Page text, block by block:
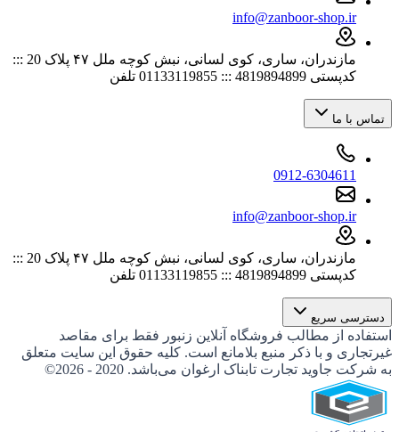
info@zanboor-shop.ir
مازندران، ساری، کوی لسانی، نبش کوچه ملل ۴۷ پلاک 20 :::
کدپستی 4819894899 ::: 01133119855 تلفن
تماس با ما
0912-6304611
info@zanboor-shop.ir
مازندران، ساری، کوی لسانی، نبش کوچه ملل ۴۷ پلاک 20 :::
کدپستی 4819894899 ::: 01133119855 تلفن
دسترسی سریع
استفاده از مطالب فروشگاه آنلاین زنبور فقط برای مقاصد
غیرتجاری و با ذکر منبع بلامانع است. کلیه حقوق این سایت متعلق
به شرکت جاوید تجارت تابناک ارغوان می‌باشد. 2020 - 2026©